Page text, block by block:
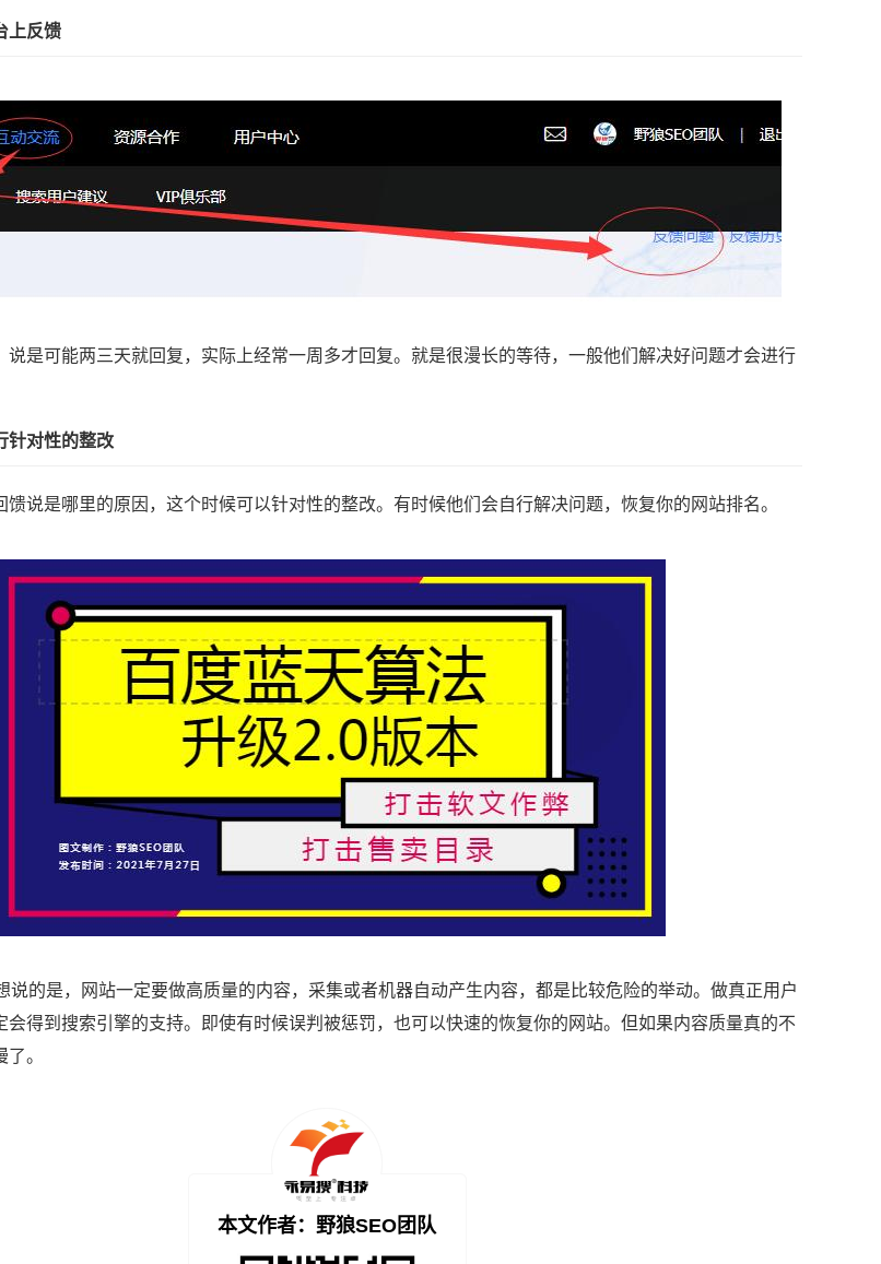
上反馈
说是可能两三天就回复，实际上经常一周多才回复。就是很漫长的等待，一般他们解决好问题才会进行
针对性的整改
馈说是哪里的原因，这个时候可以针对性的整改。有时候他们会自行解决问题，恢复你的网站排名。
说的是，网站一定要做高质量的内容，采集或者机器自动产生内容，都是比较危险的举动。做真正用户
会得到搜索引擎的支持。即使有时候误判被惩罚，也可以快速的恢复你的网站。但如果内容质量真的不
。
本文作者：野狼SEO团队